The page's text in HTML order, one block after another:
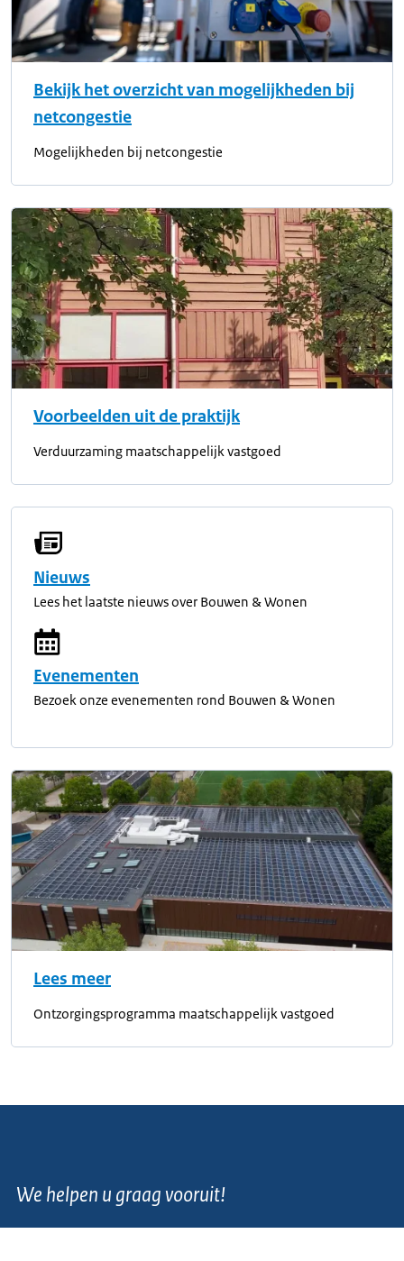
Bekijk het overzicht van mogelijkheden bij
netcongestie
Mogelijkheden bij netcongestie
Voorbeelden uit de praktijk
Verduurzaming maatschappelijk vastgoed
Nieuws
Lees het laatste nieuws over Bouwen & Wonen
Evenementen
Bezoek onze evenementen rond Bouwen & Wonen
Lees meer
Ontzorgingsprogramma maatschappelijk vastgoed
We helpen u graag vooruit!